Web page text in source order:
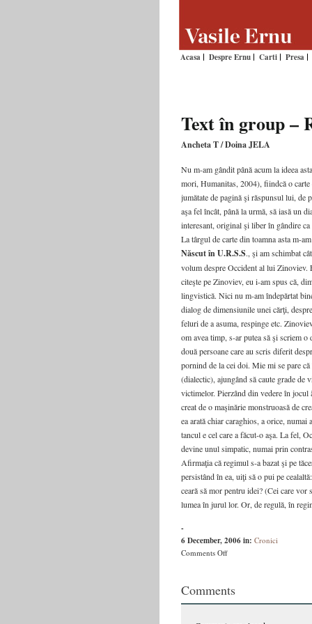
Acasa Despre Ernu Carti Presa
Text în group –
Ancheta T / Doina JELA
Nu m-am gândit până acum la ideea
mori, Humanitas, 2004), fiindcă o
jumătate de pagină şi răspunsul lui, de
aşa fel încât, până la urmă, să iasă un
interesant, original şi liber în gândire
La târgul de carte din toamna asta m-
Născut în U.R.S.S., şi am schimbat
volum despre Occident al lui Zinoviev.
citeşte pe Zinoviev, eu i-am spus că,
lingvistică. Nici nu m-am îndepărtat
dialog de dimensiunile unei cărţi,
feluri de a asuma, respinge etc.
om avea timp, s-ar putea să şi scriem
două persoane care au scris diferit
pornind de la cei doi. Mie mi se pare
(dialectic), ajungând să caute grade de
victimelor. Pierzând din vedere în jocul
creat de o maşinărie monstruoasă de
ea arată chiar caraghios, a orice,
tancul e cel care a făcut-o aşa. La fel,
devine unul simpatic, numai prin
Afirmaţia că regimul s-a bazat şi pe
persistând în ea, uiţi să o pui pe
ceară să mor pentru idei? (Cei care vor
lumea în jurul lor. Or, de regulă, în
-
6 December, 2006in: Cronici
Comments Offon
group
–
Comments